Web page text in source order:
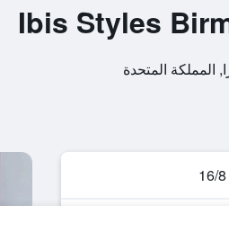
Ibis Styles